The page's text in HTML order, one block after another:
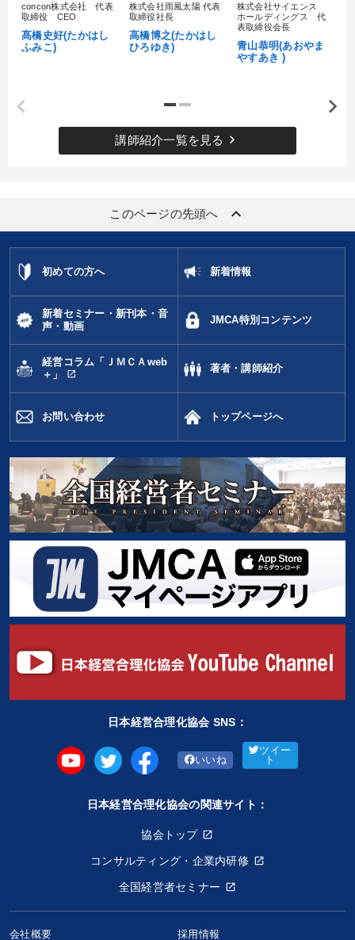
concon株式会社 代表
取締役 CEO
髙橋史好(たかはし
ふみこ)
株式会社雨風太陽 代表
取締役社長
高橋博之(たかはし
ひろゆき)
株式会社サイエンス
ホールディングス 代
表取締役会長
青山恭明(あおやま
やすあき )
講師紹介一覧を見る keyboard_arrow_right
このページの先頭へ keyboard_arrow_up
初めての方へ 新着情報
新着セミナー・新刊本・音
声・動画
JMCA特別コンテンツ
経営コラム「ＪＭＣＡweb
＋」
open_in_new
著者・講師紹介
お問い合わせ トップページへ
日本経営合理化協会 SNS：
いいね
ツイー
ト
日本経営合理化協会の関連サイト：
協会トップ
コンサルティング・企業内研修
全国経営者セミナー
会社概要 採用情報